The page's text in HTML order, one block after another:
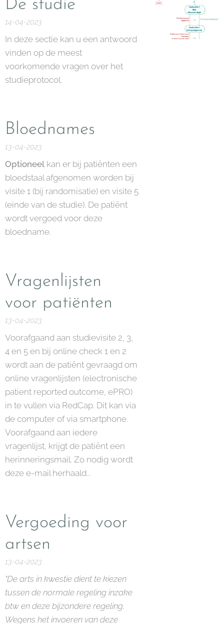
De studie
14-04-2023
In deze sectie kan u een antwoord
vinden op de meest
voorkomende vragen over het
studieprotocol.
Bloednames
13-04-2023
Optioneel kan er bij patiënten een
bloedstaal afgenomen worden bij
visite 1 (bij randomisatie) en visite 5
(einde van de studie). De patiënt
wordt vergoed voor deze
bloedname.
Vragenlijsten
voor patiënten
13-04-2023
Voorafgaand aan studievisite 2, 3,
4 en 5 en bij online check 1 en 2
wordt aan de patiënt gevraagd om
online vragenlijsten (electronische
patient reported outcome, ePRO)
in te vullen via RedCap. Dit kan via
de computer of via smartphone.
Voorafgaand aan iedere
vragenlijst, krijgt de patiënt een
herinneringsmail. Zo nodig wordt
deze e-mail herhaald...
Vergoeding voor
artsen
13-04-2023
"De arts in kwestie dient te kiezen
tussen de normale regeling inzake
btw en deze bijzondere regeling.
Wegens het invoeren van deze